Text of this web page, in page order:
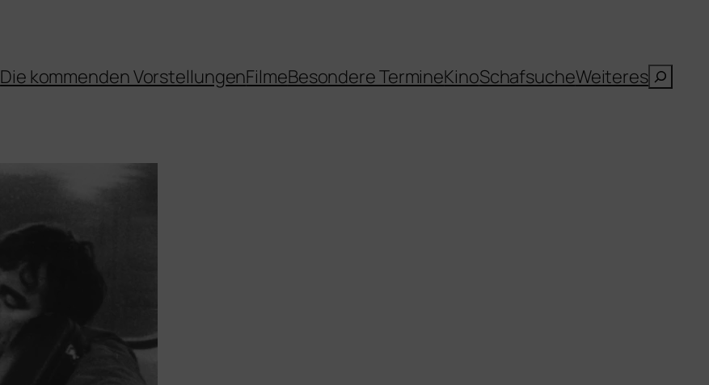
Die kommenden VorstellungenFilmeBesondere TermineKinoSchafsucheWeiteresSuchen